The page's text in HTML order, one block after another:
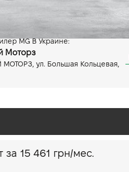
MG В Украине:
Моторз
ул. Большая Кольцевая,
за 15 461 грн/мес.